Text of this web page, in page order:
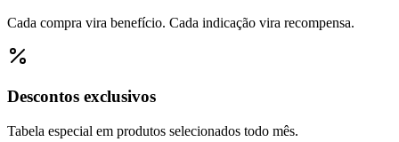
Cada compra vira benefício. Cada indicação vira recompensa.
Descontos exclusivos
Tabela especial em produtos selecionados todo mês.